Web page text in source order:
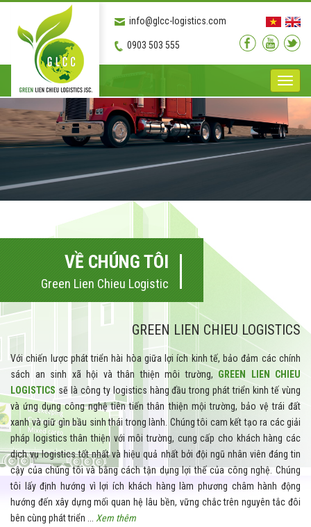
0903 503 555
info@glcc-logistics.com
Toggle
VỀ CHÚNG TÔI
Green Lien Chieu Logistic
GREEN LIEN CHIEU LOGISTICS
Với chiến lược phát triển hài hòa giữa lợi ích kinh tế, bảo đảm các chính
sách an sinh xã hội và thân thiện môi trường, GREEN LIEN CHIEU
LOGISTICS sẽ là công ty logistics hàng đầu trong phát triển kinh tế vùng
và ứng dụng công nghệ tiên tiến thân thiện mội trường, bảo vệ trái đất
xanh và giữ gìn bầu sinh thái trong lành. Chúng tôi cam kết tạo ra các giải
pháp logistics thân thiện với môi trường, cung cấp cho khách hàng các
dịch vụ logistics tốt nhất và hiệu quả nhất bởi đội ngũ nhân viên đáng tin
cậy của chúng tôi và bằng cách tận dụng lợi thế của công nghệ. Chúng
tôi
lấy định hướng vì lợi ích khách hàng làm phương châm hành động
hướng đến xây dựng mối quan hệ lâu bền, vững chắc trên nguyên tắc đôi
bên cùng phát triển ... Xem thêm